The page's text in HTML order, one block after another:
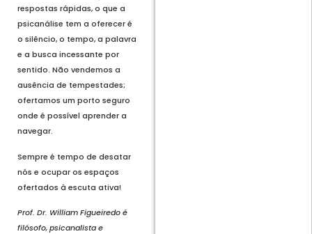
respostas rápidas, o que a
psicanálise tem a oferecer é
o silêncio, o tempo, a palavra
e a busca incessante por
sentido. Não vendemos a
ausência de tempestades;
ofertamos um porto seguro
onde é possível aprender a
navegar.
Sempre é tempo de desatar
nós e ocupar os espaços
ofertados à escuta ativa!
Prof. Dr. William Figueiredo é
filósofo, psicanalista e